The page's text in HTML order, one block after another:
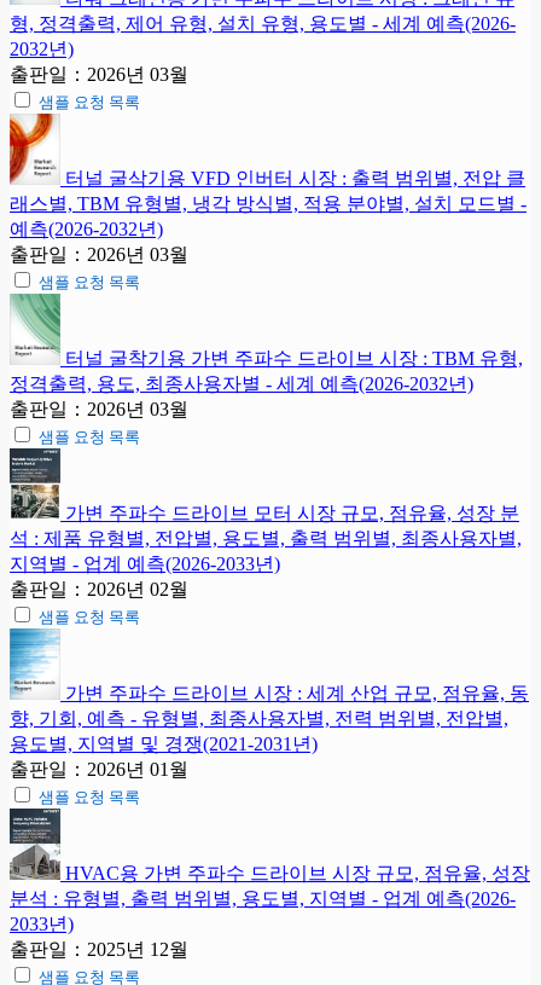
형, 정격출력, 제어 유형, 설치 유형, 용도별 - 세계 예측(2026-
2032년)
출판일：2026년 03월
샘플 요청 목록
터널 굴삭기용 VFD 인버터 시장 : 출력 범위별, 전압 클
래스별, TBM 유형별, 냉각 방식별, 적용 분야별, 설치 모드별 -
예측(2026-2032년)
출판일：2026년 03월
샘플 요청 목록
터널 굴착기용 가변 주파수 드라이브 시장 : TBM 유형,
정격출력, 용도, 최종사용자별 - 세계 예측(2026-2032년)
출판일：2026년 03월
샘플 요청 목록
가변 주파수 드라이브 모터 시장 규모, 점유율, 성장 분
석 : 제품 유형별, 전압별, 용도별, 출력 범위별, 최종사용자별,
지역별 - 업계 예측(2026-2033년)
출판일：2026년 02월
샘플 요청 목록
가변 주파수 드라이브 시장 : 세계 산업 규모, 점유율, 동
향, 기회, 예측 - 유형별, 최종사용자별, 전력 범위별, 전압별,
용도별, 지역별 및 경쟁(2021-2031년)
출판일：2026년 01월
샘플 요청 목록
HVAC용 가변 주파수 드라이브 시장 규모, 점유율, 성장
분석 : 유형별, 출력 범위별, 용도별, 지역별 - 업계 예측(2026-
2033년)
출판일：2025년 12월
샘플 요청 목록